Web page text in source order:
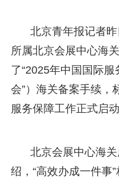
北京青年报记者
所属北京会展中心海
了“2025年中国国际服
会”）海关备案手续，
服务保障工作正式启动
北京会展中心海
绍，“高效办成一件事